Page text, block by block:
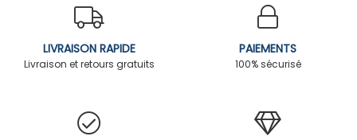
LIVRAISON RAPIDE
Livraison et retours gratuits
PAIEMENTS
100% sécurisé